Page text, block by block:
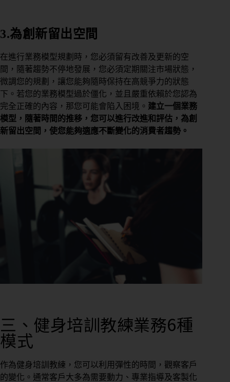
3.為創新留出空間
在進行業務模型規劃時，您必須留有改善及更新的空
間，隨著趨勢不停地發展，您必須定期關注市場狀態，
微調您的規劃，讓您能夠隨時保持在高競爭力的狀態
下。若您的業務模型過於僵化，並且嚴重依賴於您認為
完全正確的內容，那您可能會陷入困境。 建立一個業務
模型，隨著時間的推移，您可以進行改進和評估，為創
新留出空間，使您能夠適應不斷變化的消費者趨勢。
三、健身培訓教練業務6種
模式
作為健身培訓教練，您可以利用彈性的時間，觀察客戶
的變化。通常客戶大多為需要動力、專業指導及客製化